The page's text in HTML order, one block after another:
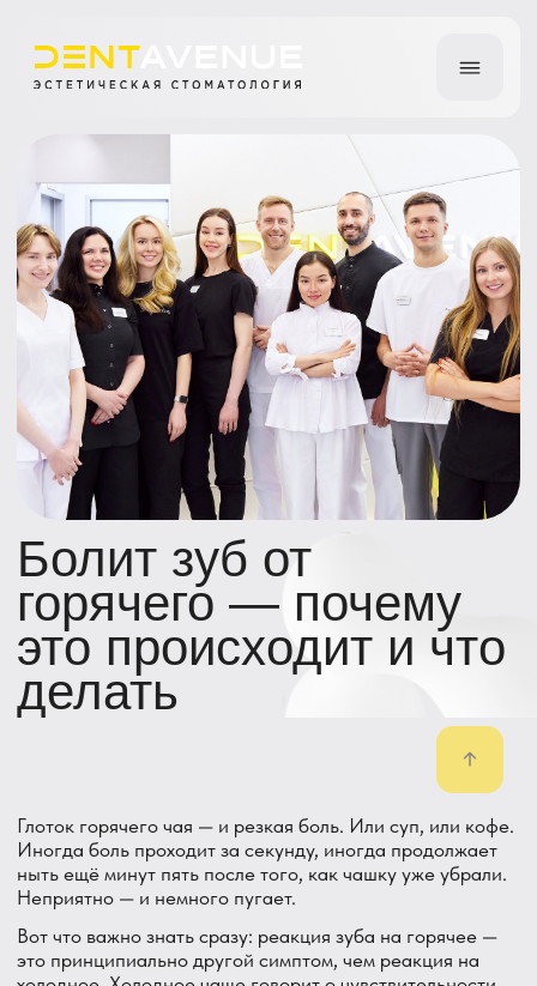
Болит зуб от
горячего — почему
это происходит и что
делать
Глоток горячего чая — и резкая боль. Или суп, или кофе.
Иногда боль проходит за секунду, иногда продолжает
ныть ещё минут пять после того, как чашку уже убрали.
Неприятно — и немного пугает.
Вот что важно знать сразу: реакция зуба на горячее —
это принципиально другой симптом, чем реакция на
холодное. Холодное чаще говорит о чувствительности
или кариесе. Горячее — почти всегда про нерв. И это
себе, отдаёт ли куда-то. Всё это меняет диагноз.
В DentAvenue в Парголово с такой жалобой приходят
регулярно. Давайте разберёмся, что за этим стоит.
Почему реакция на горячее —
тревожнее, чем на холодное